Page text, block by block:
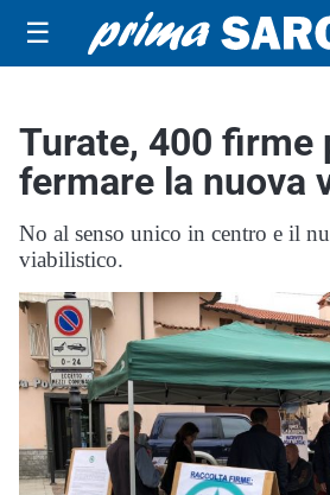
☰
Turate, 400 firme
fermare la nuova
No al senso unico in centro e il
viabilistico.